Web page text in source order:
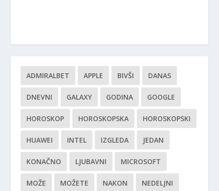
ADMIRALBET APPLE BIVŠI DANAS
DNEVNI GALAXY GODINA GOOGLE
HOROSKOP HOROSKOPSKA HOROSKOPSKI
HUAWEI INTEL IZGLEDA JEDAN
KONAČNO LJUBAVNI MICROSOFT
MOŽE MOŽETE NAKON NEDELJNI